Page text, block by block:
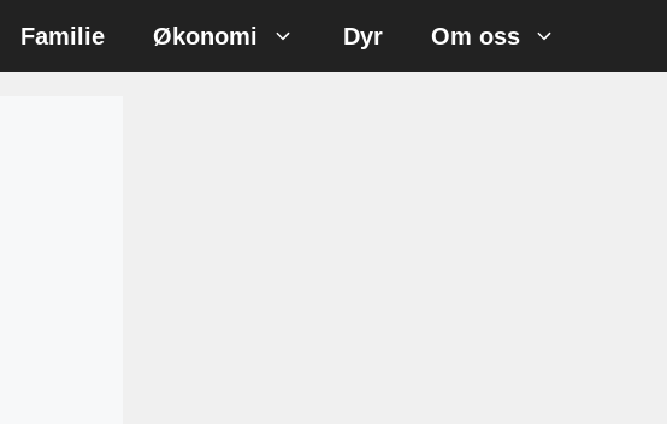
Familie Økonomi Dyr Om oss